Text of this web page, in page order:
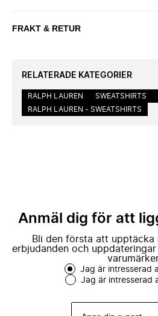
FRAKT & RETUR
RELATERADE KATEGORIER
RALPH LAUREN SWEATSHIRTS
RALPH LAUREN - SWEATSHIRTS
Anmäl dig för att
Bli den första att upptäcka
erbjudanden och
Jag är intresserad
Jag är intresserad